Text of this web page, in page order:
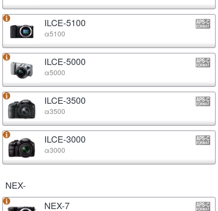
ILCE-5100
α5100
ILCE-5000
α5000
ILCE-3500
α3500
ILCE-3000
α3000
NEX-
NEX-7